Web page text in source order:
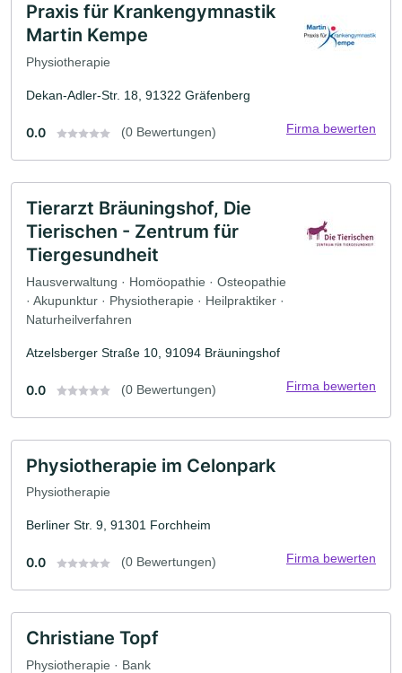
Praxis für Krankengymnastik
Martin Kempe
Physiotherapie
Dekan-Adler-Str. 18, 91322 Gräfenberg
0.0 (0 Bewertungen) Firma bewerten
Tierarzt Bräuningshof, Die
Tierischen - Zentrum für
Tiergesundheit
Hausverwaltung · Homöopathie · Osteopathie
· Akupunktur · Physiotherapie · Heilpraktiker ·
Naturheilverfahren
Atzelsberger Straße 10, 91094 Bräuningshof
0.0 (0 Bewertungen) Firma bewerten
Physiotherapie im Celonpark
Physiotherapie
Berliner Str. 9, 91301 Forchheim
0.0 (0 Bewertungen) Firma bewerten
Christiane Topf
Physiotherapie · Bank